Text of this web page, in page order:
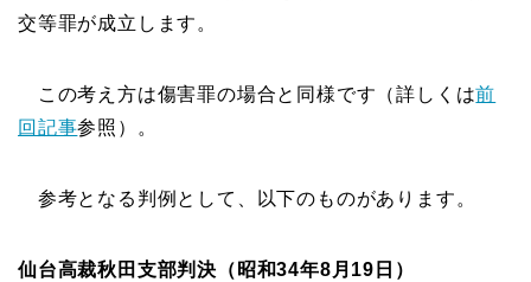
交等罪が成立します。
この考え方は傷害罪の場合と同様です（詳しくは前
回記事参照）。
参考となる判例として、以下のものがあります。
仙台高裁秋田支部判決（昭和34年8月19日）